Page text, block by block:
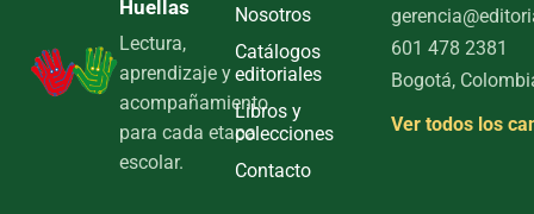
Huellas
Lectura,
aprendizaje y
acompañamiento
para cada etapa
escolar.
Nosotros
Catálogos
editoriales
Libros y
colecciones
Contacto
601 478 2381
Bogotá,
Ver todos los